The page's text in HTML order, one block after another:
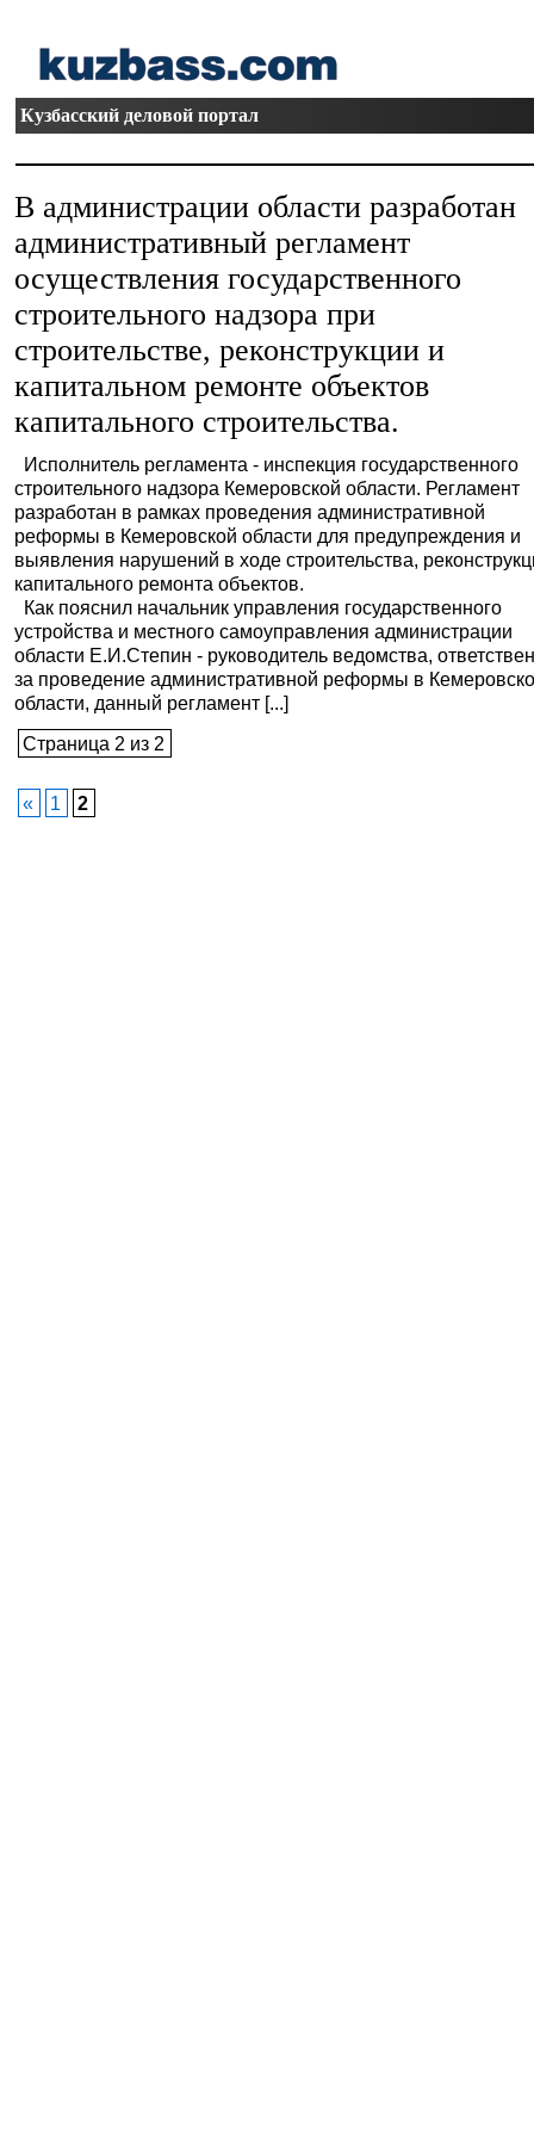
Кузбасский деловой портал
В администрации области разработан
административный регламент
осуществления государственного
строительного надзора при
строительстве, реконструкции и
капитальном ремонте объектов
капитального строительства.
Исполнитель регламента - инспекция государственного
строительного надзора Кемеровской области. Регламент
разработан в рамках проведения административной
реформы в Кемеровской области для предупреждения и
выявления нарушений в ходе строительства,
капитального ремонта объектов.
Как пояснил начальник управления государственного
устройства и местного самоуправления администрации
области Е.И.Степин - руководитель ведомства,
за проведение административной реформы в
области, данный регламент [...]
Страница 2 из 2
« 1 2